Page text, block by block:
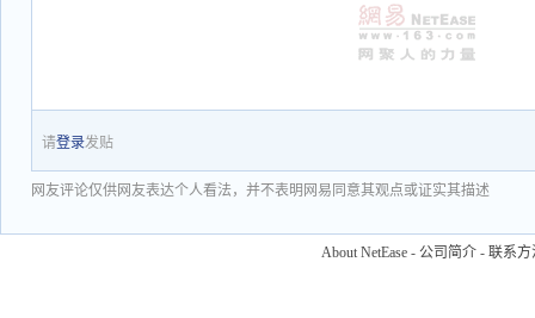
请登录发贴
网友评论仅供网友表达个人看法，并不表明网易同意其观点或证实其描述
About NetEase - 公司简介 - 联系方